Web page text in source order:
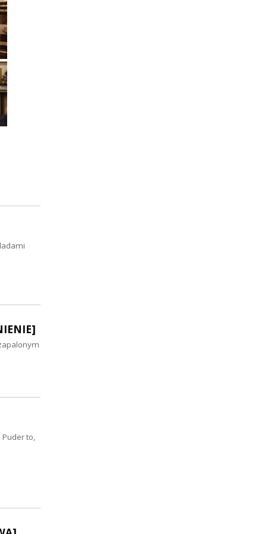
Puder to,